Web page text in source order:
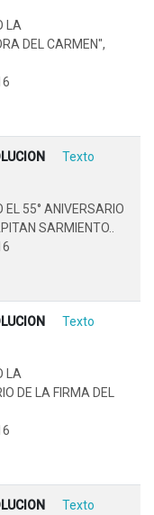
LA
DEL CARMEN",
Texto
EL 55° ANIVERSARIO
SARMIENTO..
Texto
LA
DE LA FIRMA DEL
Texto